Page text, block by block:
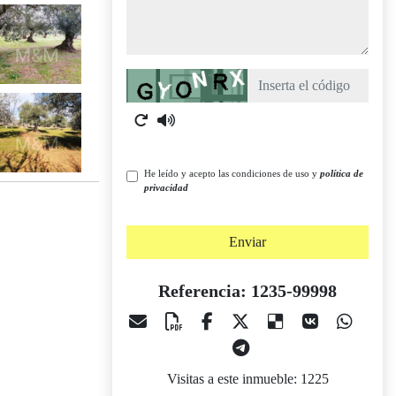
Captcha
He leído y acepto las condiciones de uso y política de
privacidad
Enviar
Referencia: 1235-99998
Visitas a este inmueble: 1225